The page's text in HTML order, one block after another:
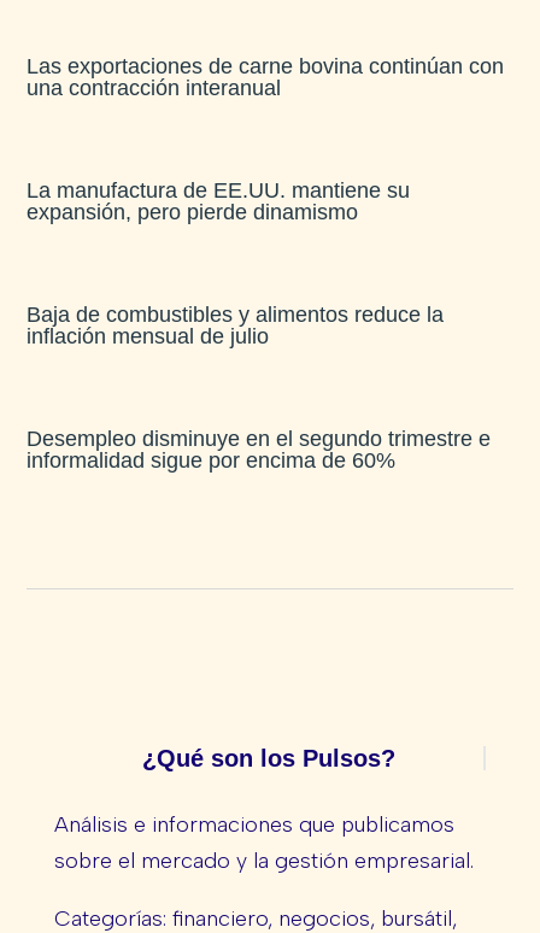
Las exportaciones de carne bovina continúan con
una contracción interanual
La manufactura de EE.UU. mantiene su
expansión, pero pierde dinamismo
Baja de combustibles y alimentos reduce la
inflación mensual de julio​
Desempleo disminuye en el segundo trimestre e
informalidad sigue por encima de 60%
¿Qué son los Pulsos?
Análisis e informaciones que publicamos
sobre el mercado y la gestión empresarial.
Categorías: financiero, negocios, bursátil,